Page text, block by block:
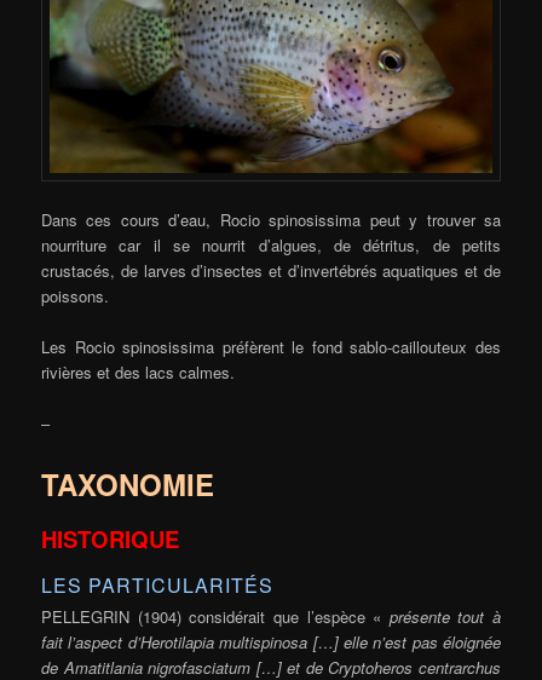
Dans ces cours d’eau, Rocio spinosissima peut y trouver sa
nourriture car il se nourrit d’algues, de détritus, de petits
crustacés, de larves d’insectes et d’invertébrés aquatiques et de
poissons.
Les Rocio spinosissima préfèrent le fond sablo-caillouteux des
rivières et des lacs calmes.
–
TAXONOMIE
HISTORIQUE
LES PARTICULARITÉS
PELLEGRIN (1904) considérait que l’espèce « présente tout à
fait l’aspect d’Herotilapia multispinosa […] elle n’est pas éloignée
de Amatitlania nigrofasciatum […] et de Cryptoheros centrarchus